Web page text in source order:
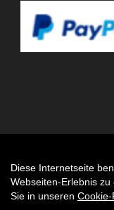
Diese Internetseite
Webseiten-Erlebnis
Sie in unseren Cookie-